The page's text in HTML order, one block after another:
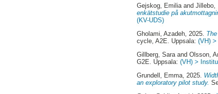
Gejskog, EmiliaandJillebo,
enkätstudie på
(KV-UDS)
Gholami, Azadeh, 2025.
cycle, A2E. Uppsala:(VH)
Gillberg, SaraandOlsson,
G2E. Uppsala:(VH) >
Grundell, Emma , 2025.
an exploratory pilot study.